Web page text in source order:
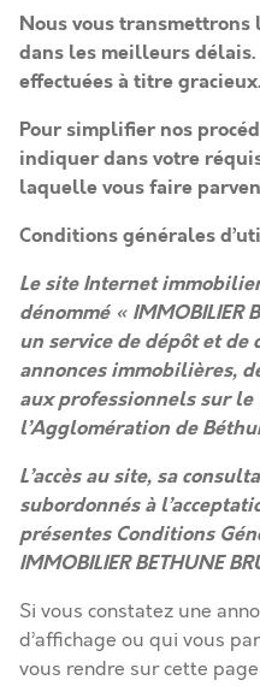
Nous vous
dans les meilleurs délais.
effectuées à titre gracieux.
Pour simplifier nos
indiquer dans votre
laquelle vous faire
Conditions générales
Le site Internet
dénommé « IMMOBILIER
un service de dépôt et
annonces immobilières,
aux professionnels sur
l’Agglomération de
L’accès au site, sa
subordonnés à
présentes Conditions
IMMOBILIER BETHUNE
Si vous constatez une
d’affichage ou qui vous
vous rendre sur cette page